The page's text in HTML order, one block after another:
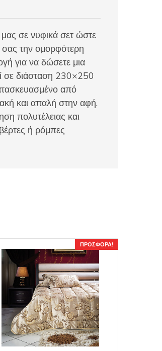
σε νυφικά σετ ώστε
την ομορφότερη
για να δώσετε μια
σε διάσταση 230×250
από
και απαλή στην αφή.
πολυτέλειας και
ή ρόμπες
ΠΡΟΣΦΟΡΆ!